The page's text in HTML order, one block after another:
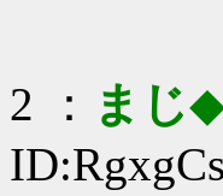
2 ： まじ